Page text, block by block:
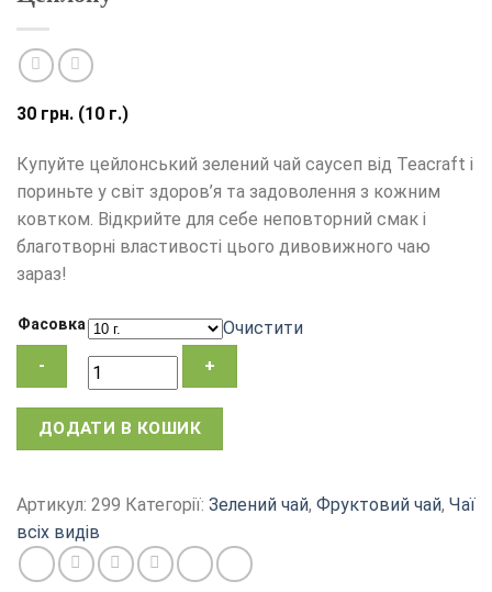
30 грн. (10 г.)
Купуйте цейлонський зелений чай саусеп від Teacraft і
пориньте у світ здоров’я та задоволення з кожним
ковтком. Відкрийте для себе неповторний смак і
благотворні властивості цього дивовижного чаю
зараз!
Фасовка Очистити
Чай
зелений
чай
Цейлону
ДОДАТИ В КОШИК
Артикул: 299 Категорії: Зелений чай, Фруктовий чай, Чаї
всіх видів